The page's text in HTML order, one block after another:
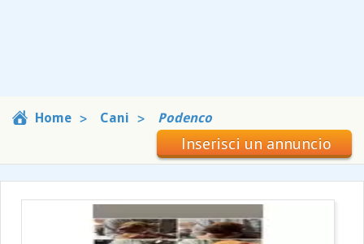
Home Cani Podenco
Inserisci un annuncio